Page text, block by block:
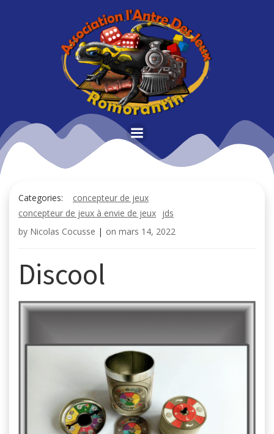
Aller
au
contenu
Categories:
concepteur de jeux
concepteur de jeux à envie de jeux jds
by Nicolas Cocusse | on mars 14, 2022
Discool